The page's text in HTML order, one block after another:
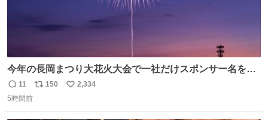
今年の長岡まつり大花火大会で一社だけスポンサー名をア
ナウンスされずに花火打ち揚げされた企業が有った。 企業
名から今更ながらその理由が解った😢
返
信
11
リ
150
い
2,334
5時間前